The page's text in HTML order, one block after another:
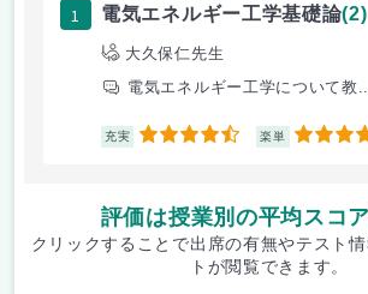
1 電気エネルギー工学基礎論(2)
大久保仁先生
電気エネルギー工学について教
充実 4.5 楽単 4.5
評価は授業別の平均スコア
クリックすることで出席の有無やテスト
トが閲覧できます。